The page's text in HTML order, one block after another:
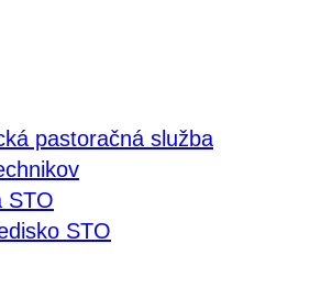
pastoračná služba
STO
STO